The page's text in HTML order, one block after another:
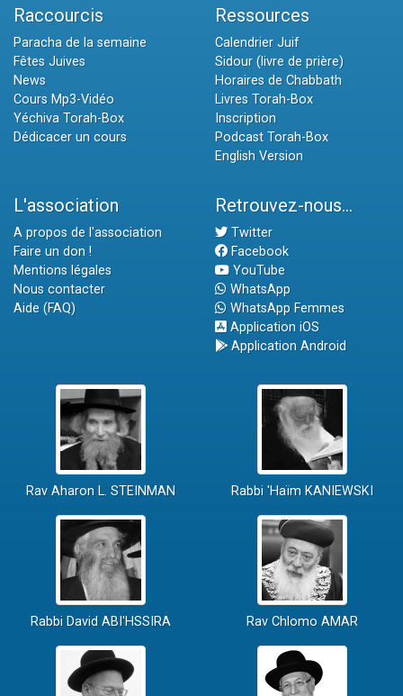
Raccourcis
Paracha de la semaine
Fêtes Juives
News
Cours Mp3-Vidéo
Yéchiva Torah-Box
Dédicacer un cours
Ressources
Calendrier Juif
Sidour (livre de prière)
Horaires de Chabbath
Livres Torah-Box
Inscription
Podcast Torah-Box
English Version
L'association
A propos de l'association
Faire un don !
Mentions légales
Nous contacter
Aide (FAQ)
Retrouvez-nous...
Twitter
Facebook
YouTube
WhatsApp
WhatsApp Femmes
Application iOS
Application Android
Rav Aharon L. STEINMAN Rabbi 'Haïm KANIEWSKI
Rabbi David ABI'HSSIRA Rav Chlomo AMAR